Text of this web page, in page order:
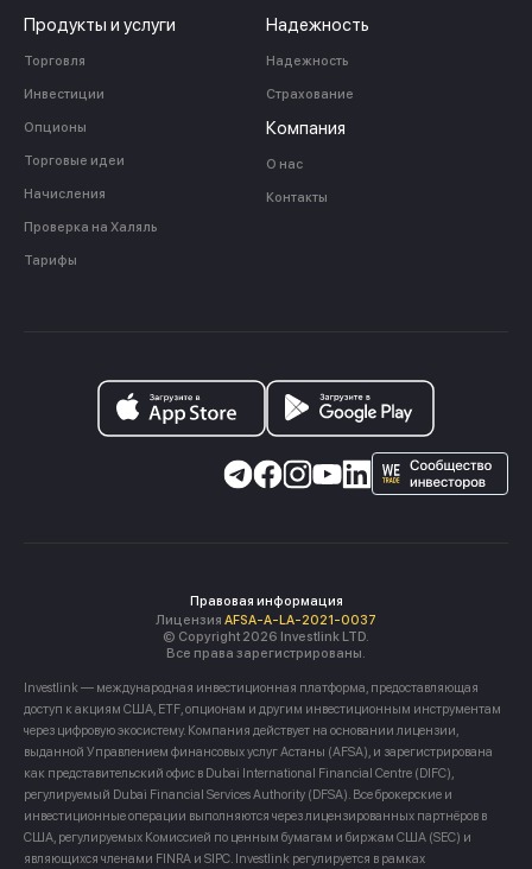
Продукты и услуги
Торговля
Инвестиции
Опционы
Торговые идеи
Начисления
Проверка на Халяль
Тарифы
Надежность
Надежность
Страхование
Компания
О нас
Контакты
Правовая информация
Лицензия AFSA-A-LA-2021-0037
© Copyright 2026 Investlink LTD.
Все права зарегистрированы.
Investlink — международная инвестиционная платформа, предоставляющая
доступ к акциям США, ETF, опционам и другим инвестиционным инструментам
через цифровую экосистему. Компания действует на основании лицензии,
выданной Управлением финансовых услуг Астаны (AFSA), и зарегистрирована
как представительский офис в Dubai International Financial Centre (DIFC),
регулируемый Dubai Financial Services Authority (DFSA). Все брокерские и
инвестиционные операции выполняются через лицензированных партнёров в
США, регулируемых Комиссией по ценным бумагам и биржам США (SEC) и
являющихся членами FINRA и SIPC. Investlink регулируется в рамках